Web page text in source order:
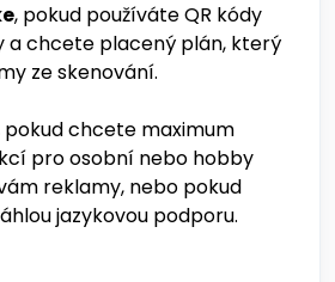
, pokud používáte QR kódy
a chcete placený plán, který
ze skenování.
pokud chcete maximum
pro osobní nebo hobby
reklamy, nebo pokud
jazykovou podporu.